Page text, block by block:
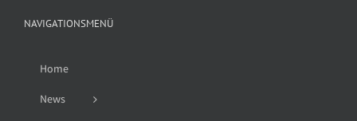
NAVIGATIONSMENÜ
Home
News